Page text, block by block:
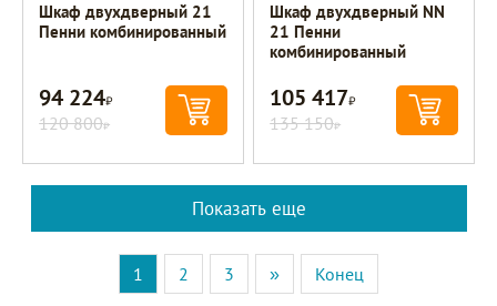
Шкаф двухдверный 21
Пенни комбинированный
94 224Р
120 800Р
Шкаф двухдверный NN
21 Пенни
комбинированный
105 417Р
135 150Р
Показать еще
1 2 3 » Конец